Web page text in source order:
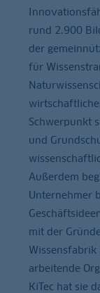
rund 2.900
der
für
Schwerpunkt
und
Außerdem
Unternehmer
mit der
arbeitende
KiTec hat sie